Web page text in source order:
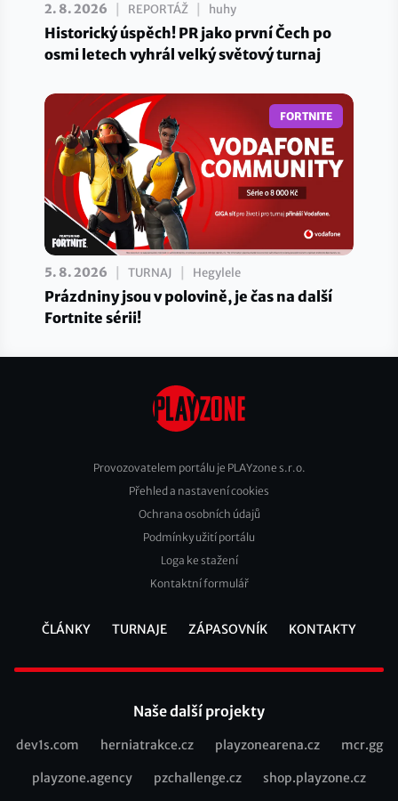
2. 8. 2026 REPORTÁŽ huhy
Historický úspěch! PR jako první Čech po
osmi letech vyhrál velký světový turnaj
FORTNITE
5. 8. 2026 TURNAJ Hegylele
Prázdniny jsou v polovině, je čas na další
Fortnite sérii!
Footer
Provozovatelem portálu je PLAYzone s.r.o.
Přehled a nastavení cookies
Ochrana osobních údajů
Podmínky užití portálu
Loga ke stažení
Kontaktní formulář
ČLÁNKY TURNAJE ZÁPASOVNÍK KONTAKTY
Naše další projekty
Recommended
dev1s.com herniatrakce.cz playzonearena.cz mcr.gg
playzone.agency pzchallenge.cz shop.playzone.cz